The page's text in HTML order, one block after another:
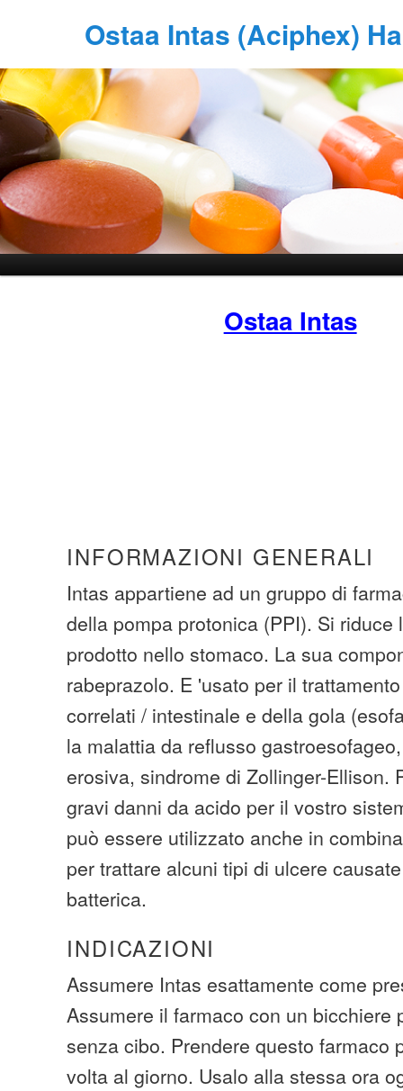
Ostaa Intas (Aciphex)
Ostaa Intas
INFORMAZIONI GENERALI
Intas appartiene ad un gruppo di
della pompa protonica (PPI). Si
prodotto nello stomaco. La sua
rabeprazolo. E 'usato per il
correlati / intestinale e della gola
la malattia da reflusso
erosiva, sindrome di Zollinger-Ellison.
gravi danni da acido per il vostro
può essere utilizzato anche in
per trattare alcuni tipi di ulcere
batterica.
INDICAZIONI
Assumere Intas esattamente come
Assumere il farmaco con un bicchiere
senza cibo. Prendere questo farmaco
volta al giorno. Usalo alla stessa ora